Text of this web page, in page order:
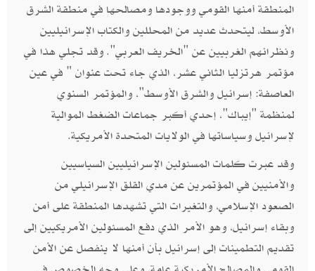
المنطقة أمنها القومي ووجودها ومصالحها في منطقة الشرق
الأوسط،‮ ‬ليتحدث عديد من المحللين والكتاب الإسرائيليين
ونظرائهم الغربيين عن‮ "‬الخريف العربي‮".‬ وقد تجلي هذا في
مؤتمر هرتزليا الثاني عشر،‮ ‬الذي جاء تحت عنوان‮ " ‬في عين
العاصفة‮: ‬إسرائيل والشرق الأوسط‮"‬،‮ ‬والمؤتمر السنوي
لمنظمة‮ "‬إيباك‮"‬، إحدي أكبر جماعات الضغط الموالية
لإسرائيل وسياساتها في الولايات المتحدة الأمريكية‮.
وقد عبرت كلمات المسئولين الإسرائيليين السياسيين
والأمنيين في المؤتمرين عن مدي القلق الإسرائيلي من
الصعود الإسلامي،‮ ‬والتغيرات التي تشهدها المنطقة على أمن
وبقاء إسرائيل، وهو الأمر الذي دفع المسئولين الأمريكيين إلى
تقديم التطمينات إلى إسرائيل بأن أمنها لا ينفصل عن الأمن